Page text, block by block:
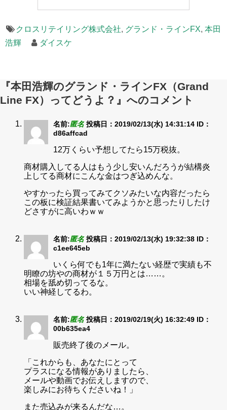
クロスリテイリング株式会社, グランド・ラインFX, 本田
浩輝
ダイスケ
『本田浩輝のグランド・ラインFX（Grand
Line FX）ってどうよ？』へのコメント
名前:匿名 投稿日：2019/02/13(水) 14:31:14 ID：
d86affcad
12万くらい予想してたら15万税抜。
商材購入してる人はもう少し安いんだろうが結構炎
上してる商材にこんな金はつぎ込めんな。
やすかったら買ってみてクソみたいな内容だったら
この板に検証結果書いてみようかと思ったりしたけ
どさすがに高いわｗｗ
名前:匿名 投稿日：2019/02/13(水) 19:32:38 ID：
c1ee645eb
いくら何でも1年に満たない経歴で実績も不
明瞭の坊やの商材が１５万円とは……。
相場を舐め切ってるな。
いい神経してるわ。
名前:匿名 投稿日：2019/02/19(火) 16:32:49 ID：
00b635ea4
販売終了後のメール。
「これからも、あなたにとって
プラスになる情報がありましたら、
メールや動画でお伝えしますので、
楽しみにお待ちくださいね！」
また売込みが来るんだな…。